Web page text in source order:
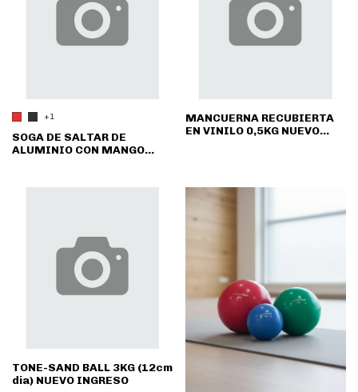
+1
SOGA DE SALTAR DE
ALUMINIO CON MANGO
MANCUERNA RECUBIERTA
EN VINILO 0,5KG NUEVO
TONE-SAND BALL 3KG (12cm
dia) NUEVO INGRESO